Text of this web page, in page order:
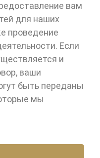
вам
для наших
проведение
Если
и
ваши
быть переданы
мы